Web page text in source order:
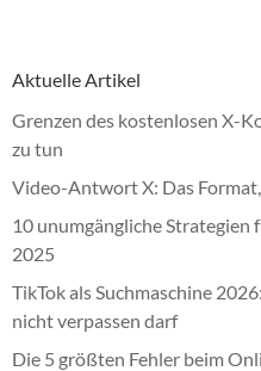
Aktuelle Artikel
Grenzen des kostenlosen X-
zu tun
Video-Antwort X: Das
10 unumgängliche
2025
TikTok als Suchmaschine
nicht verpassen darf
Die 5 größten Fehler beim